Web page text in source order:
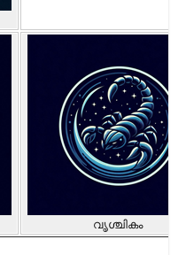
വൃശ്ചികം